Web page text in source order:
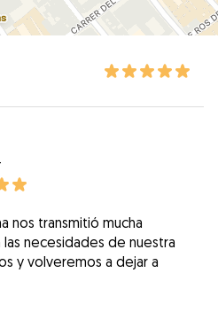
nos transmitió mucha
necesidades de nuestra
y volveremos a dejar a